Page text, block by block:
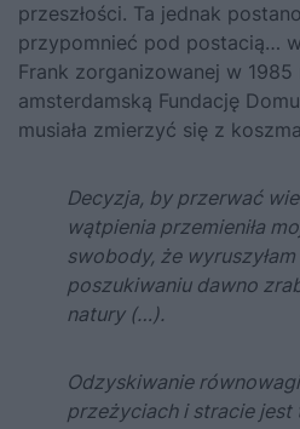
przeszłości. Ta jednak
przypomnieć pod postacią…
Frank zorganizowanej w
amsterdamską Fundację
musiała zmierzyć się z
Decyzja, by przerwać
wątpienia przemieniła
swobody, że
poszukiwaniu dawno
natury (…).
Odzyskiwanie
przeżyciach i stracie jest